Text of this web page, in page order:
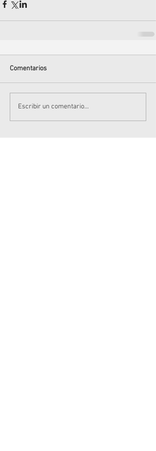
Comentarios
Escribir un comentario...